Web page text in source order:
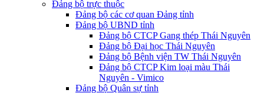
Đảng bộ trực thuộc
Đảng bộ các cơ quan Đảng tỉnh
Đảng bộ UBND tỉnh
Đảng bộ CTCP Gang thép Thái Nguyên
Đảng bộ Đại học Thái Nguyên
Đảng bộ Bệnh viện TW Thái Nguyên
Đảng bộ CTCP Kim loại màu Thái
Nguyên - Vimico
Đảng bộ Quân sự tỉnh